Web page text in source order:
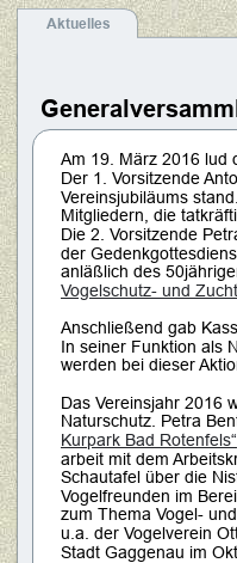
Aktuelles
Click thumbnail to enlarge
Am 19. März 2016 lud
Der 1. Vorsitzende
Vereinsjubiläums
Mitgliedern, die
Die 2. Vorsitzende
der
anläßlich des
Vogelschutz- und
Anschließend gab
In seiner Funktion als
werden bei dieser
Das Vereinsjahr 2016
Naturschutz. Petra
Kurpark Bad Rotenfels“
arbeit mit dem
Schautafel über die
Vogelfreunden im
zum Thema Vogel-
u.a. der Vogelverein
Stadt Gaggenau im